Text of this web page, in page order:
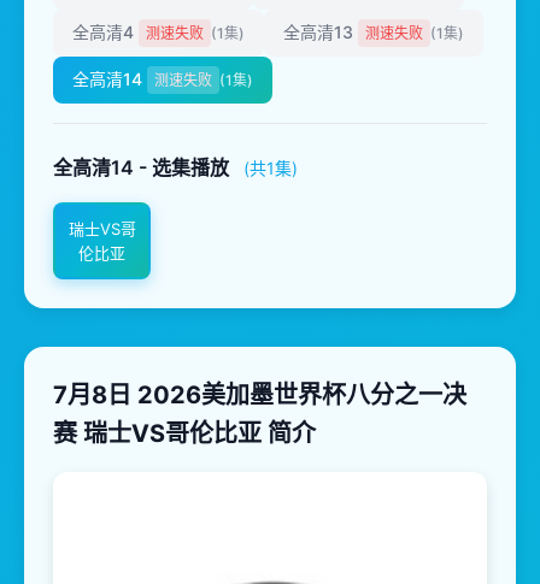
全高清4 测速失败 (1集) 全高清13 测速失败 (1集)
全高清14 测速失败 (1集)
全高清14 - 选集播放 (共1集)
瑞士VS哥
伦比亚
7月8日 2026美加墨世界杯八分之一决
赛 瑞士VS哥伦比亚 简介